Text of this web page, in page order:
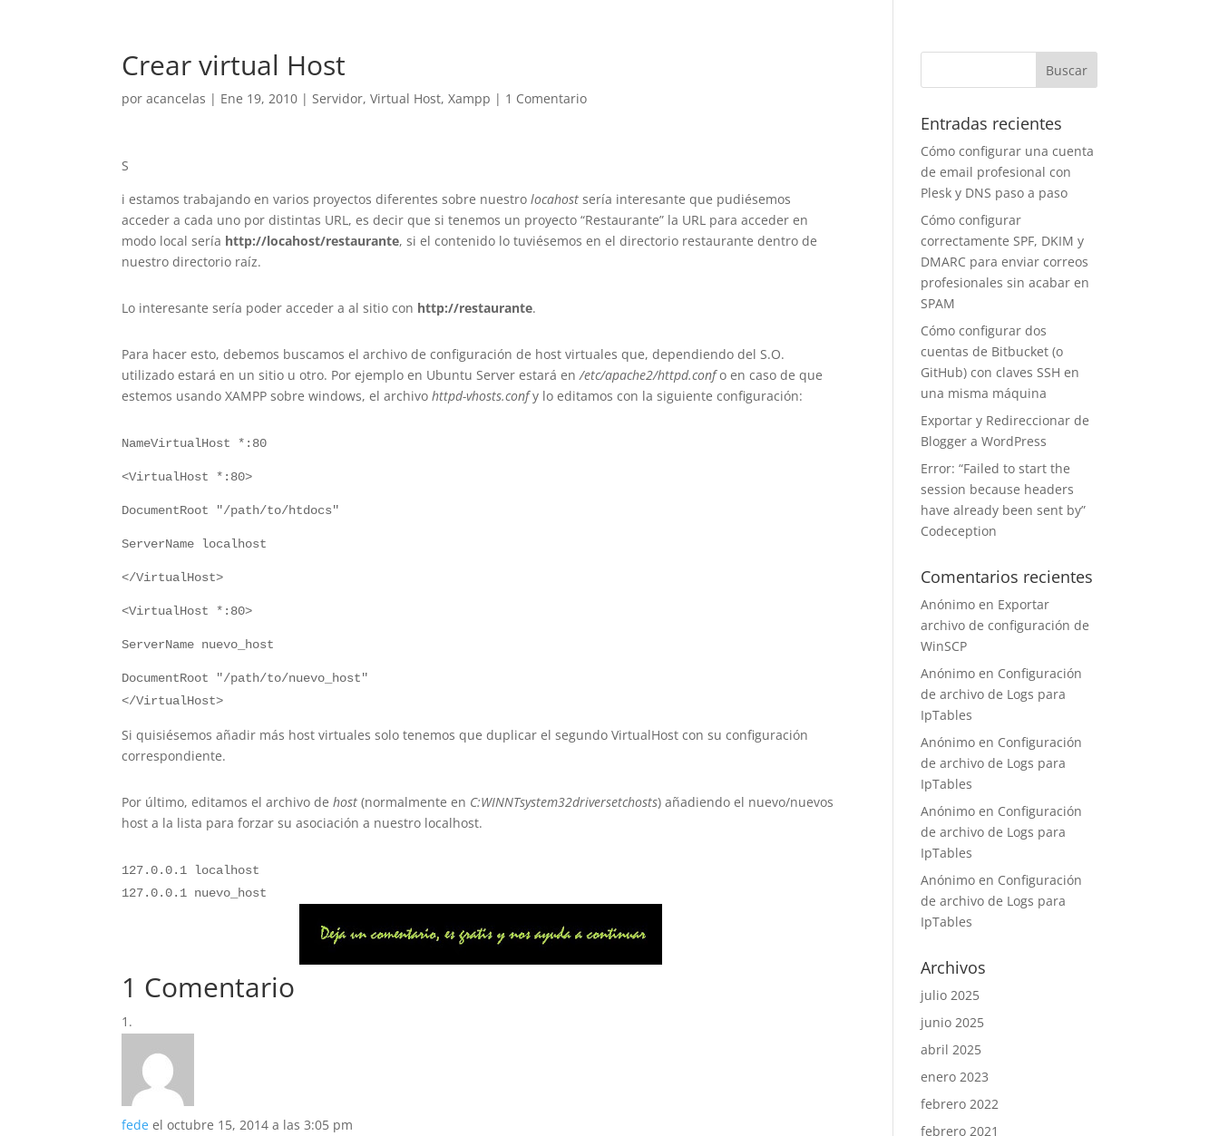
Crear virtual Host
poracancelas | Ene 19, 2010 |Servidor,Virtual Host,Xampp | 1 Comentario
S
i estamos trabajando en varios proyectos diferentes sobre nuestrolocahost sería interesante que pudiésemos
acceder a cada uno por distintas URL, es decir que si tenemos un proyecto “Restaurante” la URL para acceder en
modo local sería http://locahost/restaurante, si el contenido lo tuviésemos en el directorio restaurante dentro de
nuestro directorio raíz.
Lo interesante sería poder acceder a al sitio con http://restaurante.
Para hacer esto, debemos buscamos el archivo de configuración de host virtuales que, dependiendo del S.O.
utilizado estará en un sitio u otro. Por ejemplo en Ubuntu Server estará en/etc/apache2/httpd.confo en caso de que
estemos usando XAMPP sobre windows, el archivohttpd-vhosts.confy lo editamos con la siguiente configuración:
NameVirtualHost *:80
<VirtualHost *:80>
DocumentRoot "/path/to/htdocs"
ServerName localhost
</VirtualHost>
<VirtualHost *:80>
ServerName nuevo_host
DocumentRoot "/path/to/nuevo_host"
</VirtualHost>
Si quisiésemos añadir más host virtuales solo tenemos que duplicar el segundo VirtualHost con su configuración
correspondiente.
Por último, editamos el archivo dehost (normalmente en C:WINNTsystem32driversetchosts) añadiendo el nuevo/nuevos
host a la lista para forzar su asociación a nuestro localhost.
127.0.0.1 localhost
127.0.0.1 nuevo_host
1 Comentario
fede el octubre 15, 2014 a las 3:05 pm
Entradas recientes
Cómo configurar una cuenta
de email profesional con
Plesk y DNS paso a paso
Cómo configurar
correctamente SPF, DKIM y
DMARC para enviar correos
profesionales sin acabar en
SPAM
Cómo configurar dos
cuentas de Bitbucket (o
GitHub) con claves SSH en
una misma máquina
Exportar y Redireccionar de
Blogger a WordPress
Error: “Failed to start the
session because headers
have already been sent by”
Codeception
Comentarios recientes
Anónimo en Exportar
archivo de configuración de
WinSCP
Anónimo en Configuración
de archivo de Logs para
IpTables
Anónimo en Configuración
de archivo de Logs para
IpTables
Anónimo en Configuración
de archivo de Logs para
IpTables
Anónimo en Configuración
de archivo de Logs para
IpTables
Archivos
julio 2025
junio 2025
abril 2025
enero 2023
febrero 2022
febrero 2021